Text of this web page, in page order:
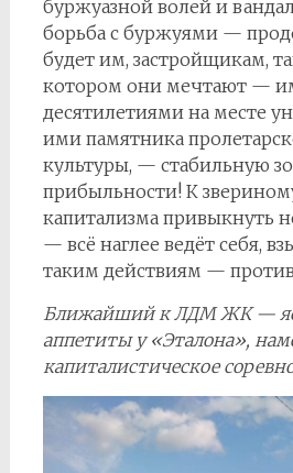
буржуазной волей и
борьба с буржуями —
будет им, застройщикам,
котором они мечтают —
десятилетиями на месте
ими памятника
культуры, — стабильную
прибыльности! К
капитализма привыкнуть
— всё наглее ведёт себя,
таким действиям —
Ближайший к ЛДМ ЖК —
аппетиты у «Эталона»,
капиталистическое